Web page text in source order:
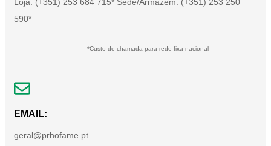
590*
*Custo de chamada para rede fixa nacional
EMAIL:
geral@prhofame.pt